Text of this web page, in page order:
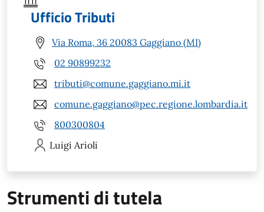
Ufficio Tributi
Via Roma, 36 20083 Gaggiano (MI)
02 90899232
tributi@comune.gaggiano.mi.it
comune.gaggiano@pec.regione.lombardia.it
800300804
Luigi Arioli
Strumenti di tutela